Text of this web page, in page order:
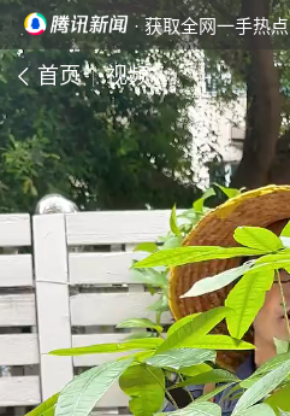
· 获取全网一手热点
首页 视频